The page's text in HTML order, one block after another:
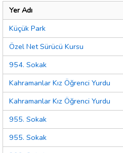
Yer Adı
Küçük Park
Özel Net Sürücü Kursu
954. Sokak
Kahramanlar Kız Öğrenci Yurdu
Kahramanlar Kız Öğrenci Yurdu
955. Sokak
955. Sokak